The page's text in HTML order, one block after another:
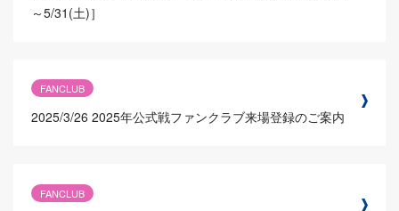
～5/31(土)］
FANCLUB
2025/3/26 2025年公式戦ファンクラブ来場登録のご案内
FANCLUB